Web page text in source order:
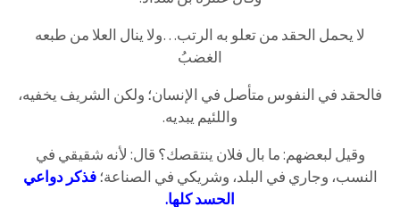
لا يحمل الحقد من تعلو به الرتب…ولا ينال العلا من طبعه
الغضبُ
فالحقد في النفوس متأصل في الإنسان؛ ولكن الشريف يخفيه،
واللئيم يبديه.
وقيل لبعضهم: ما بال فلان ينتقصك؟ قال: لأنه شقيقي في
النسب، وجاري في البلد، وشريكي في الصناعة؛فذكر دواعي
الحسد كلها.